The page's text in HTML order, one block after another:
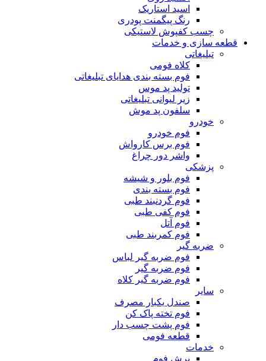
اسید استاریک
رنگ پیگمنت پودری
چسب کفپوش لاستیکی
قطعه سازی و خدمات
تبلیغاتی
کلاه فومی
فوم بسته بندی هدایای تبلیغاتی
تولید پد موس
زیر لیوانی تبلیغاتی
سلفون پد موش
خودرو
فوم خودرو
فوم برس کارواش
واشر دور چراغ
پزشکی
فوم بلور و شیشه
فوم بسته بندی
فوم گردنبند طبی
فوم کفی طبی
فوم آتل
فوم کمربند طبی
ضربه گیر
فوم ضربه گیر لباس
فوم ضربه گیر
فوم ضربه گیر کلاه
سایر
صندل یکبار مصرف
فوم تخته پاک کن
فوم پشت چسب دار
قطعه فومی
خدمات
برش فوم